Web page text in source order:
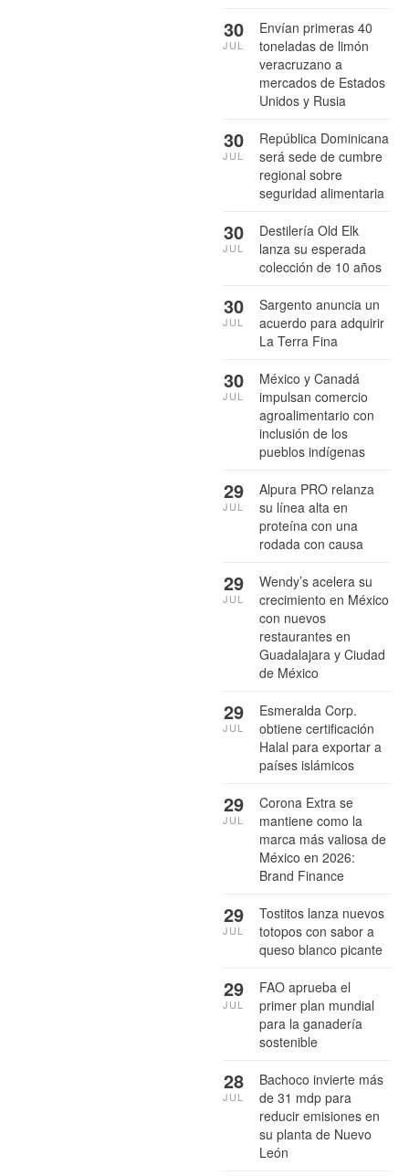
Envían primeras 40
toneladas de limón
veracruzano a
mercados de Estados
Unidos y Rusia
30
JUL
República Dominicana
será sede de cumbre
regional sobre
seguridad alimentaria
30
JUL
Destilería Old Elk
lanza su esperada
colección de 10 años
30
JUL
Sargento anuncia un
acuerdo para adquirir
La Terra Fina
30
JUL
México y Canadá
impulsan comercio
agroalimentario con
inclusión de los
pueblos indígenas
30
JUL
Alpura PRO relanza
su línea alta en
proteína con una
rodada con causa
29
JUL
Wendy’s acelera su
crecimiento en México
con nuevos
restaurantes en
Guadalajara y Ciudad
de México
29
JUL
Esmeralda Corp.
obtiene certificación
Halal para exportar a
países islámicos
29
JUL
Corona Extra se
mantiene como la
marca más valiosa de
México en 2026:
Brand Finance
29
JUL
Tostitos lanza nuevos
totopos con sabor a
queso blanco picante
29
JUL
FAO aprueba el
primer plan mundial
para la ganadería
sostenible
29
JUL
Bachoco invierte más
de 31 mdp para
reducir emisiones en
su planta de Nuevo
León
28
JUL